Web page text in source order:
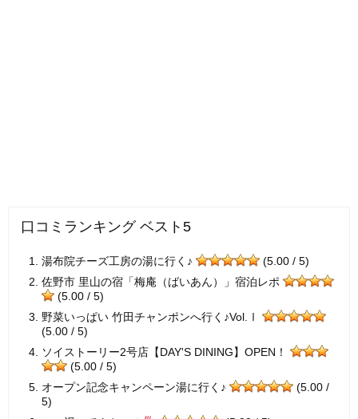
口コミランキング ベスト5
湯布院チーズ工房の湯に行く♪
(5.00 / 5)
佐野市 里山の宿「梅庵（ばいあん）」宿泊レポ
(5.00 / 5)
野菜いっぱい 竹田チャンポンへ行く♪Vol.Ⅰ
(5.00 / 5)
ソイストーリー2号店【DAY'S DINING】OPEN！
(5.00 / 5)
オープン記念キャンペーン湯に行く♪
(5.00 /
5)